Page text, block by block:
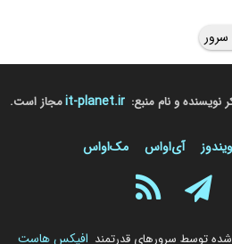
سرور
نویسنده و نام منبع: it-planet.irمجاز است.
ویندوز آی‌او‌اس مک‌او‌اس
شده توسط سرورهای قدرتمند افیکس هاست